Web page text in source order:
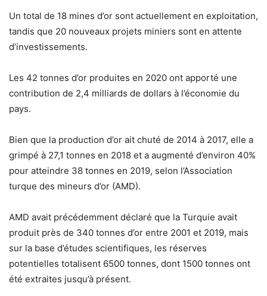
Un total de 18 mines d’or sont actuellement en exploitation,
tandis que 20 nouveaux projets miniers sont en attente
d’investissements.
Les 42 tonnes d’or produites en 2020 ont apporté une
contribution de 2,4 milliards de dollars à l’économie du
pays.
Bien que la production d’or ait chuté de 2014 à 2017, elle a
grimpé à 27,1 tonnes en 2018 et a augmenté d’environ 40%
pour atteindre 38 tonnes en 2019, selon l’Association
turque des mineurs d’or (AMD).
AMD avait précédemment déclaré que la Turquie avait
produit près de 340 tonnes d’or entre 2001 et 2019, mais
sur la base d’études scientifiques, les réserves
potentielles totalisent 6500 tonnes, dont 1500 tonnes ont
été extraites jusqu’à présent.